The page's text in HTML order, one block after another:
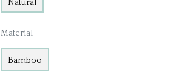
Natural
Material
Bamboo